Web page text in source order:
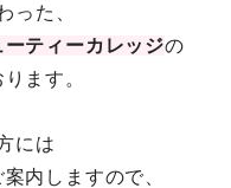
った、
ーティーカレッジの
ます。
には
内しますので、